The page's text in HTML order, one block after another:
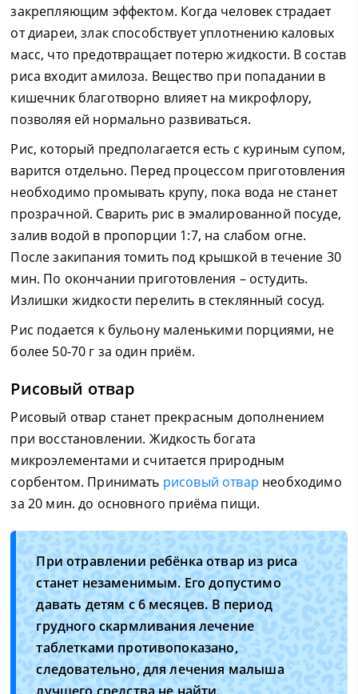
закрепляющим эффектом. Когда человек страдает
от диареи, злак способствует уплотнению каловых
масс, что предотвращает потерю жидкости. В состав
риса входит амилоза. Вещество при попадании в
кишечник благотворно влияет на микрофлору,
позволяя ей нормально развиваться.
Рис, который предполагается есть с куриным супом,
варится отдельно. Перед процессом приготовления
необходимо промывать крупу, пока вода не станет
прозрачной. Сварить рис в эмалированной посуде,
залив водой в пропорции 1:7, на слабом огне.
После закипания томить под крышкой в течение 30
мин. По окончании приготовления – остудить.
Излишки жидкости перелить в стеклянный сосуд.
Рис подается к бульону маленькими порциями, не
более 50-70 г за один приём.
Рисовый отвар
Рисовый отвар станет прекрасным дополнением
при восстановлении. Жидкость богата
микроэлементами и считается природным
сорбентом. Принимать рисовый отвар необходимо
за 20 мин. до основного приёма пищи.
При отравлении ребёнка отвар из риса
станет незаменимым. Его допустимо
давать детям с 6 месяцев. В период
грудного скармливания лечение
таблетками противопоказано,
следовательно, для лечения малыша